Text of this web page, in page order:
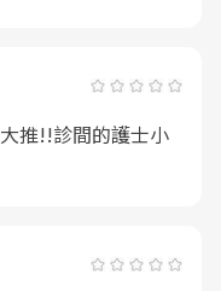
推!!診間的護士小